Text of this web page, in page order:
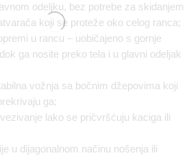
odeljku, bez potrebe za skidanjem
koji se proteže oko celog ranca;
u rancu – uobičajeno s gornje
ga nosite preko tela i u glavni odeljak
vožnja sa bočnim džepovima koji
ga;
lako se pričvršćuju kaciga ili
u dijagonalnom načinu nošenja ili